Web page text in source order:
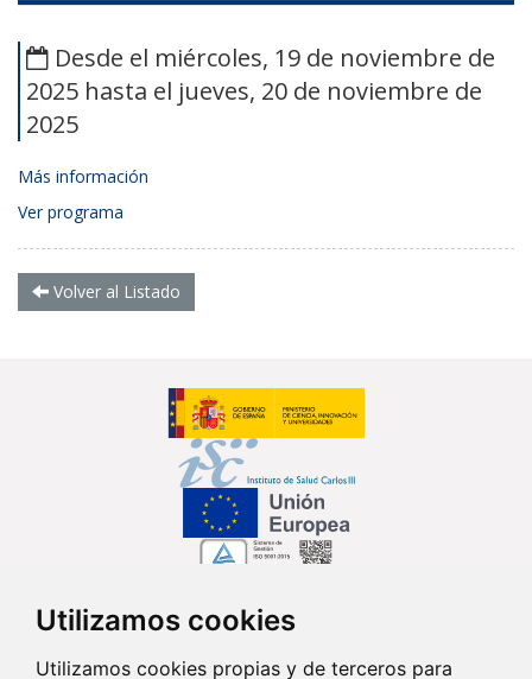
Utilizamos cookies
Utilizamos cookies propias y de terceros para
Desde el miércoles, 19 de noviembre de
2025 hasta el jueves, 20 de noviembre de
2025
Más información
Ver programa
Volver al Listado
Síguenos en...